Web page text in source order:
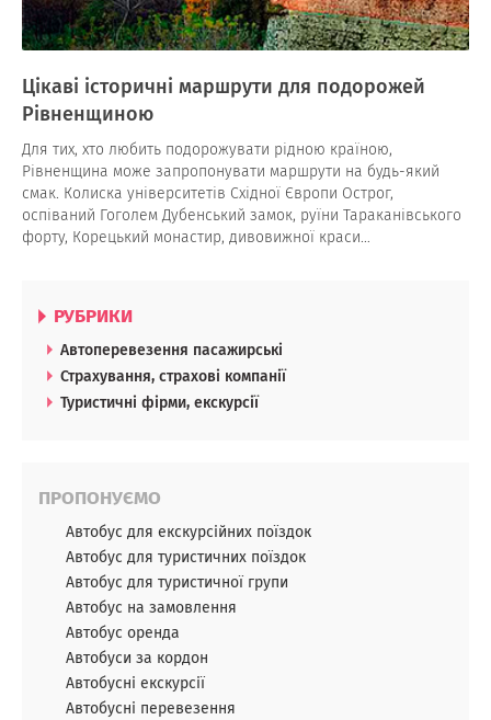
Цікаві історичні маршрути для подорожей
Рівненщиною
Для тих, хто любить подорожувати рідною країною,
Рівненщина може запропонувати маршрути на будь-який
смак. Колиска університетів Східної Європи Острог,
оспіваний Гоголем Дубенський замок, руїни Тараканівського
форту, Корецький монастир, дивовижної краси…
РУБРИКИ
Автоперевезення пасажирські
Страхування, страхові компанії
Туристичні фірми, екскурсії
ПРОПОНУЄМО
Автобус для екскурсійних поїздок
Автобус для туристичних поїздок
Автобус для туристичної групи
Автобус на замовлення
Автобус оренда
Автобуси за кордон
Автобусні екскурсії
Автобусні перевезення